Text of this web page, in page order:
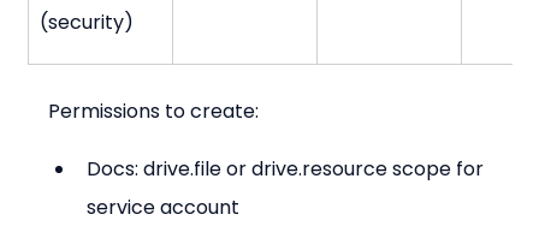
(security)
Permissions to create:
Docs: drive.file or drive.resource scope for
service account